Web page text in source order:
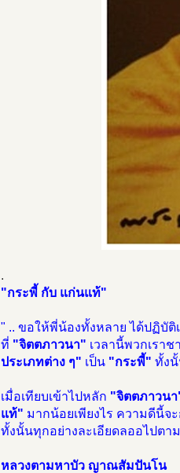
.
"กระพี้ กับ แก่นแท้"
" .. ขอให้พี่น้องทั้งหลาย ได้ปฏิบัติ
ที่ "จิตตภาวนา" เวลานี้พวกเรา
ประเภทต่าง ๆ" เป็น "กระพี้" ทั้ง
เมื่อเทียบเข้าไปหลัก "จิตตภาวน
แท้" มากน้อยเพียงไร ความดีนี้จ
ทั้งนั้นทุกอย่างละเอียดลออไปตา
หลวงตามหาบัว ญาณสัมปันโน